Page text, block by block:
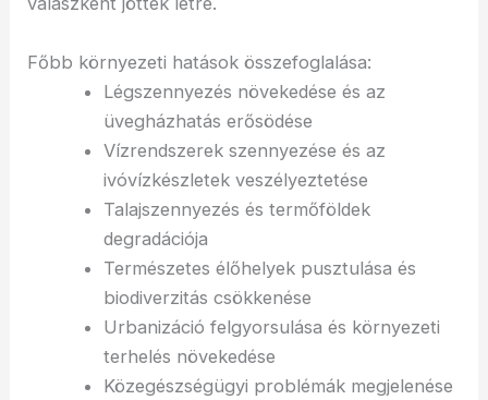
Főbb környezeti hatások összefoglalása:
Légszennyezés növekedése és az
üvegházhatás erősödése
Vízrendszerek szennyezése és az
ivóvízkészletek veszélyeztetése
Talajszennyezés és termőföldek
degradációja
Természetes élőhelyek pusztulása és
biodiverzitás csökkenése
Urbanizáció felgyorsulása és környezeti
terhelés növekedése
Közegészségügyi problémák megjelenése